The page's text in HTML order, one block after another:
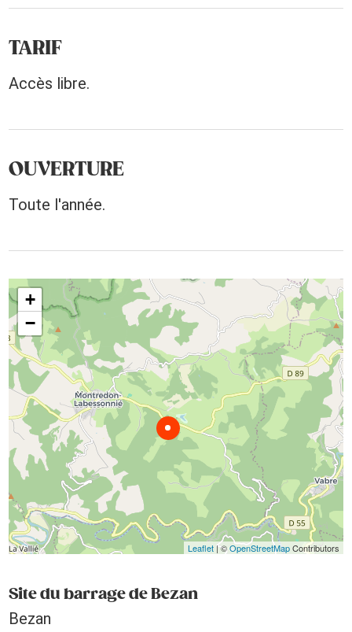
TARIF
Accès libre.
OUVERTURE
Toute l'année.
+
−
Leaflet| ©OpenStreetMapContributors
Site du barrage de Bezan
Bezan